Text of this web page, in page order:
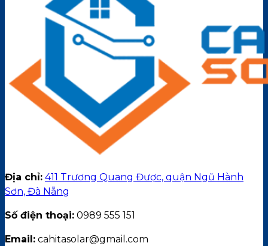
Địa chỉ: 411 Trương Quang Được, quận Ngũ Hành
Sơn, Đà Nẵng
Số điện thoại: 0989 555 151
Email: cahitasolar@gmail.com